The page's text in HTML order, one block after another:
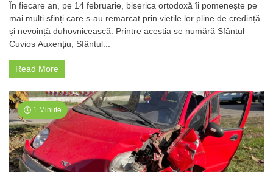
prăznuiți
pe
14
și
minuni
În fiecare an, pe 14 februarie, biserica ortodoxă îi pomenește pe
mai mulți sfinți care s-au remarcat prin viețile lor pline de credință
și nevoință duhovnicească. Printre aceștia se numără Sfântul
Cuvios Auxențiu, Sfântul...
Read More
1 Minute